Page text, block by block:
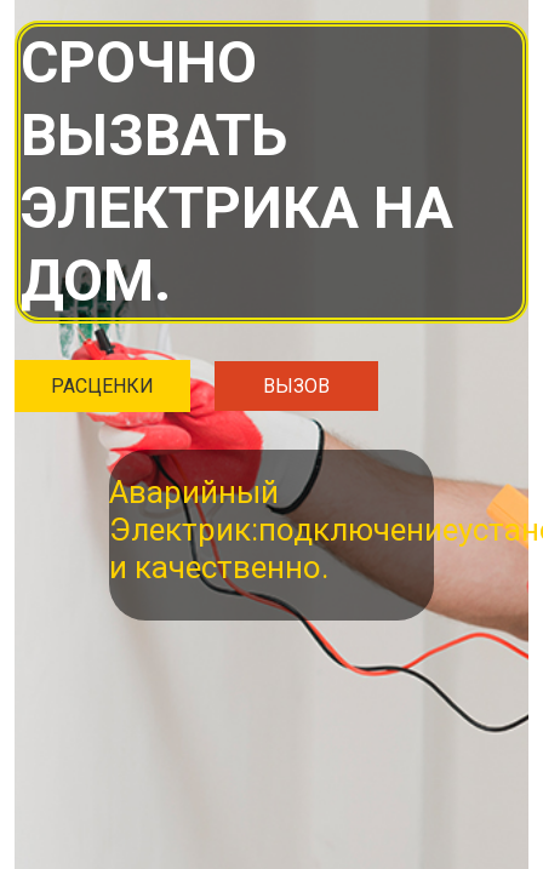
СРОЧНО
ВЫЗВАТЬ
ЭЛЕКТРИКА НА
ДОМ.
РАСЦЕНКИ ВЫЗОВ
Аварийный
Электрик:подключение
и качественно.